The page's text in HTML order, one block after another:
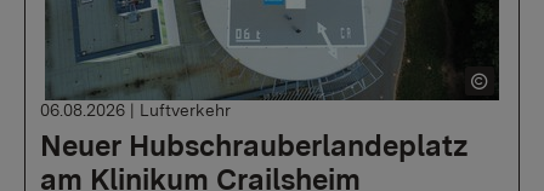
Neuer Hubschrauberlandeplatz
am Klinikum Crailsheim
06.08.2026 | Luftverkehr